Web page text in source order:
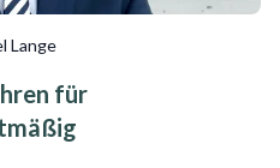
Lange
für